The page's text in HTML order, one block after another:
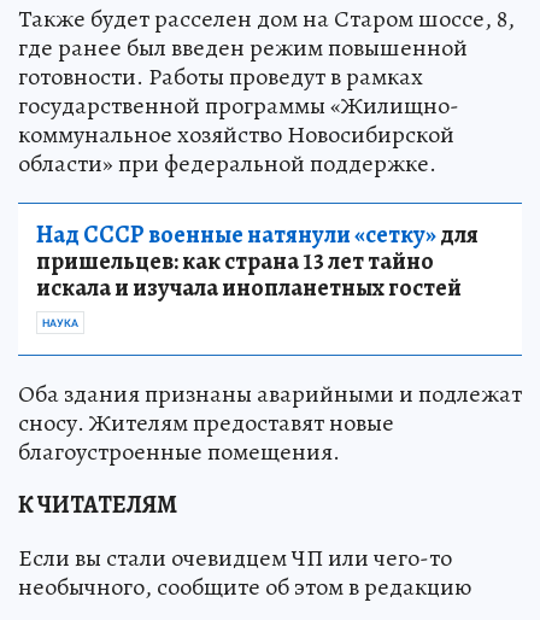
Также будет расселен дом на Старом шоссе, 8,
где ранее был введен режим повышенной
готовности. Работы проведут в рамках
государственной программы «Жилищно-
коммунальное хозяйство Новосибирской
области» при федеральной поддержке.
Над СССР военные натянули «сетку»для
пришельцев: как страна 13 лет тайно
искала и изучала инопланетных гостей
НАУКА
Оба здания признаны аварийными и подлежат
сносу. Жителям предоставят новые
благоустроенные помещения.
К ЧИТАТЕЛЯМ
Если вы стали очевидцем ЧП или чего-то
необычного, сообщите об этом в редакцию